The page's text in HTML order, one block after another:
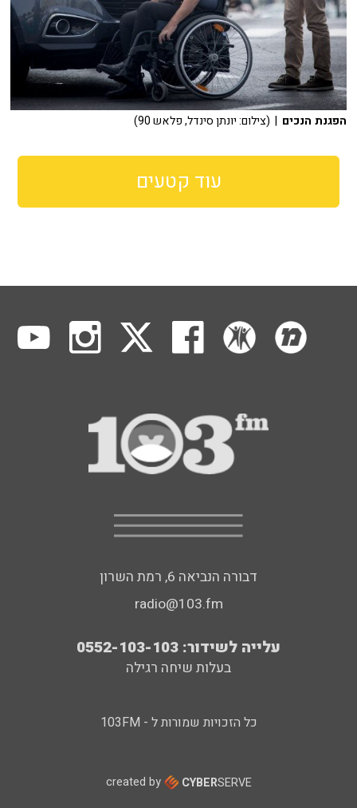
הפגנת הנכים | (צילום: יונתן סינדל, פלאש 90)
עוד קטעים
דבורה הנביאה 6, רמת השרון
radio@103.fm
עלייה לשידור: 0552-103-103
בעלות שיחה רגילה
כל הזכויות שמורות ל - 103FM
created by CYBERSERVE